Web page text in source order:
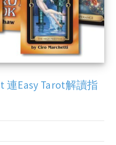
連Easy Tarot解讀指